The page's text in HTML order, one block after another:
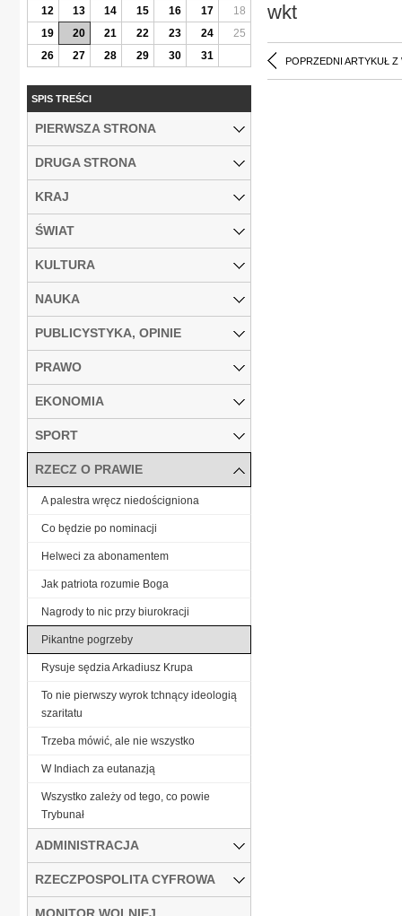
wkt
POPRZEDNI ARTYKUŁ Z
12
13 14 15 16 17
18
19
20 21 22 23 24
25
26
27 28 29 30 31
SPIS TREŚCI
PIERWSZA STRONA
DRUGA STRONA
KRAJ
ŚWIAT
KULTURA
NAUKA
PUBLICYSTYKA, OPINIE
PRAWO
EKONOMIA
SPORT
RZECZ O PRAWIE
A palestra wręcz niedościgniona
Co będzie po nominacji
Helweci za abonamentem
Jak patriota rozumie Boga
Nagrody to nic przy biurokracji
Pikantne pogrzeby
Rysuje sędzia Arkadiusz Krupa
To nie pierwszy wyrok tchnący ideologią
szaritatu
Trzeba mówić, ale nie wszystko
W Indiach za eutanazją
Wszystko zależy od tego, co powie
Trybunał
ADMINISTRACJA
RZECZPOSPOLITA CYFROWA
MONITOR WOLNIEJ